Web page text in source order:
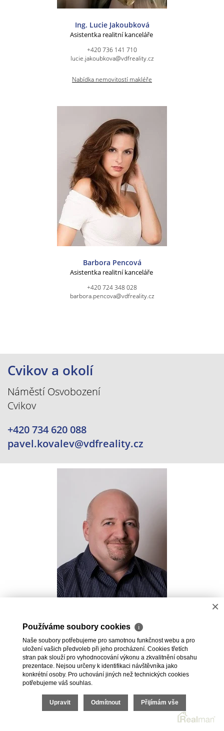
Ing. Lucie Jakoubková
Asistentka realitní kanceláře
+420 736 141 710
lucie.jakoubkova@vdfreality.cz
Nabídka nemovitostí makléře
Barbora Pencová
Asistentka realitní kanceláře
+420 724 348 028
barbora.pencova@vdfreality.cz
Cvikov a okolí
Náměstí Osvobození
Cvikov
+420 734 620 088
pavel.kovalev@vdfreality.cz
Pavel Kovalev
+420 723 491 625
pavel.kovalev@vdfreality.cz
×
Používáme soubory cookies ℹ
Naše soubory potřebujeme pro samotnou funkčnost webu a pro
uložení vašich předvoleb při jeho procházení. Cookies třetích
stran pak slouží pro vyhodnocování výkonu a zkvalitnění obsahu
prezentace. Nejsou určeny k identifikaci návštěvníka jako
konkrétní osoby. Pro uchování jiných než technických cookies
potřebujeme váš souhlas.
Upravit Odmítnout Přijímám vše